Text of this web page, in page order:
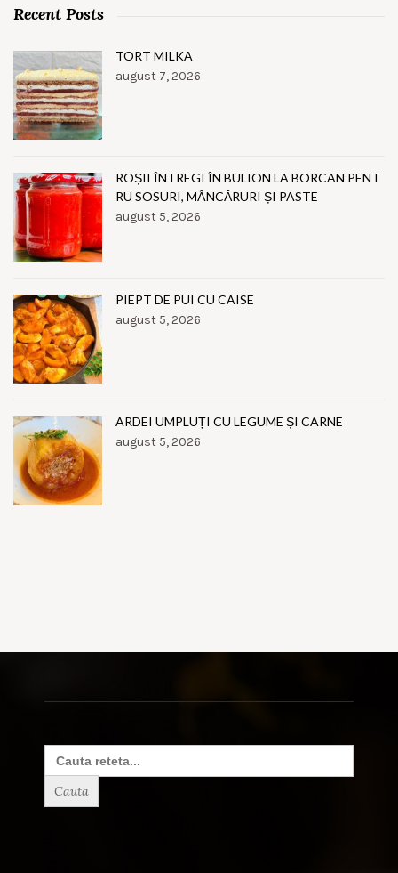
Recent Posts
TORT MILKA
august 7, 2026
ROȘII ÎNTREGI ÎN BULION LA BORCAN PENT
RU SOSURI, MÂNCĂRURI ȘI PASTE
august 5, 2026
PIEPT DE PUI CU CAISE
august 5, 2026
ARDEI UMPLUȚI CU LEGUME ȘI CARNE
august 5, 2026
Search
for: